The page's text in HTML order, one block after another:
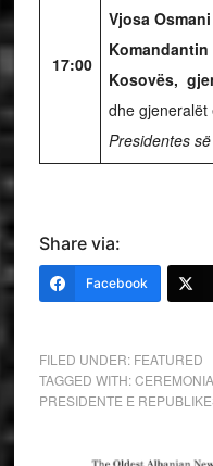
17:00
Vjosa
Kosovës,
dhe gjeneralët
Presidentes
Share via:
Facebook
FILED UNDER: FEATURED
TAGGED WITH:
PRESIDENTE E